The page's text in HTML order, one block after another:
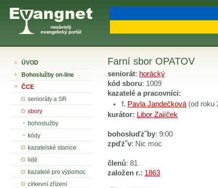
ÚVOD
Bohoslužby on-line
ČCE
senioráty a SR
sbory
bohoslužby
kódy
kazatelské stanice
lidé
kazatelé pro výpomoc
církevní zřízení
Farní sbor OPATOV
seniorát: horácký
kód sboru: 1009
kazatelé a pracovníci:
f. Pavla Jandečková (od roku
kurátor: Libor Zajíček
bohosluďż˝by: 9:00
zpďż˝v: Nic moc
členů: 81
založen r.: 1863